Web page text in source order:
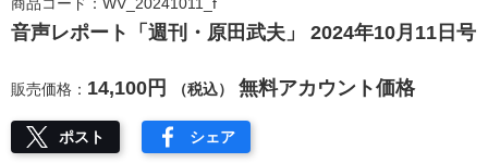
音声レポート「週刊・原田武夫」 2024年10月11日号
販売価格： 14,100円 （税込） 無料アカウント価格
ポスト シェア